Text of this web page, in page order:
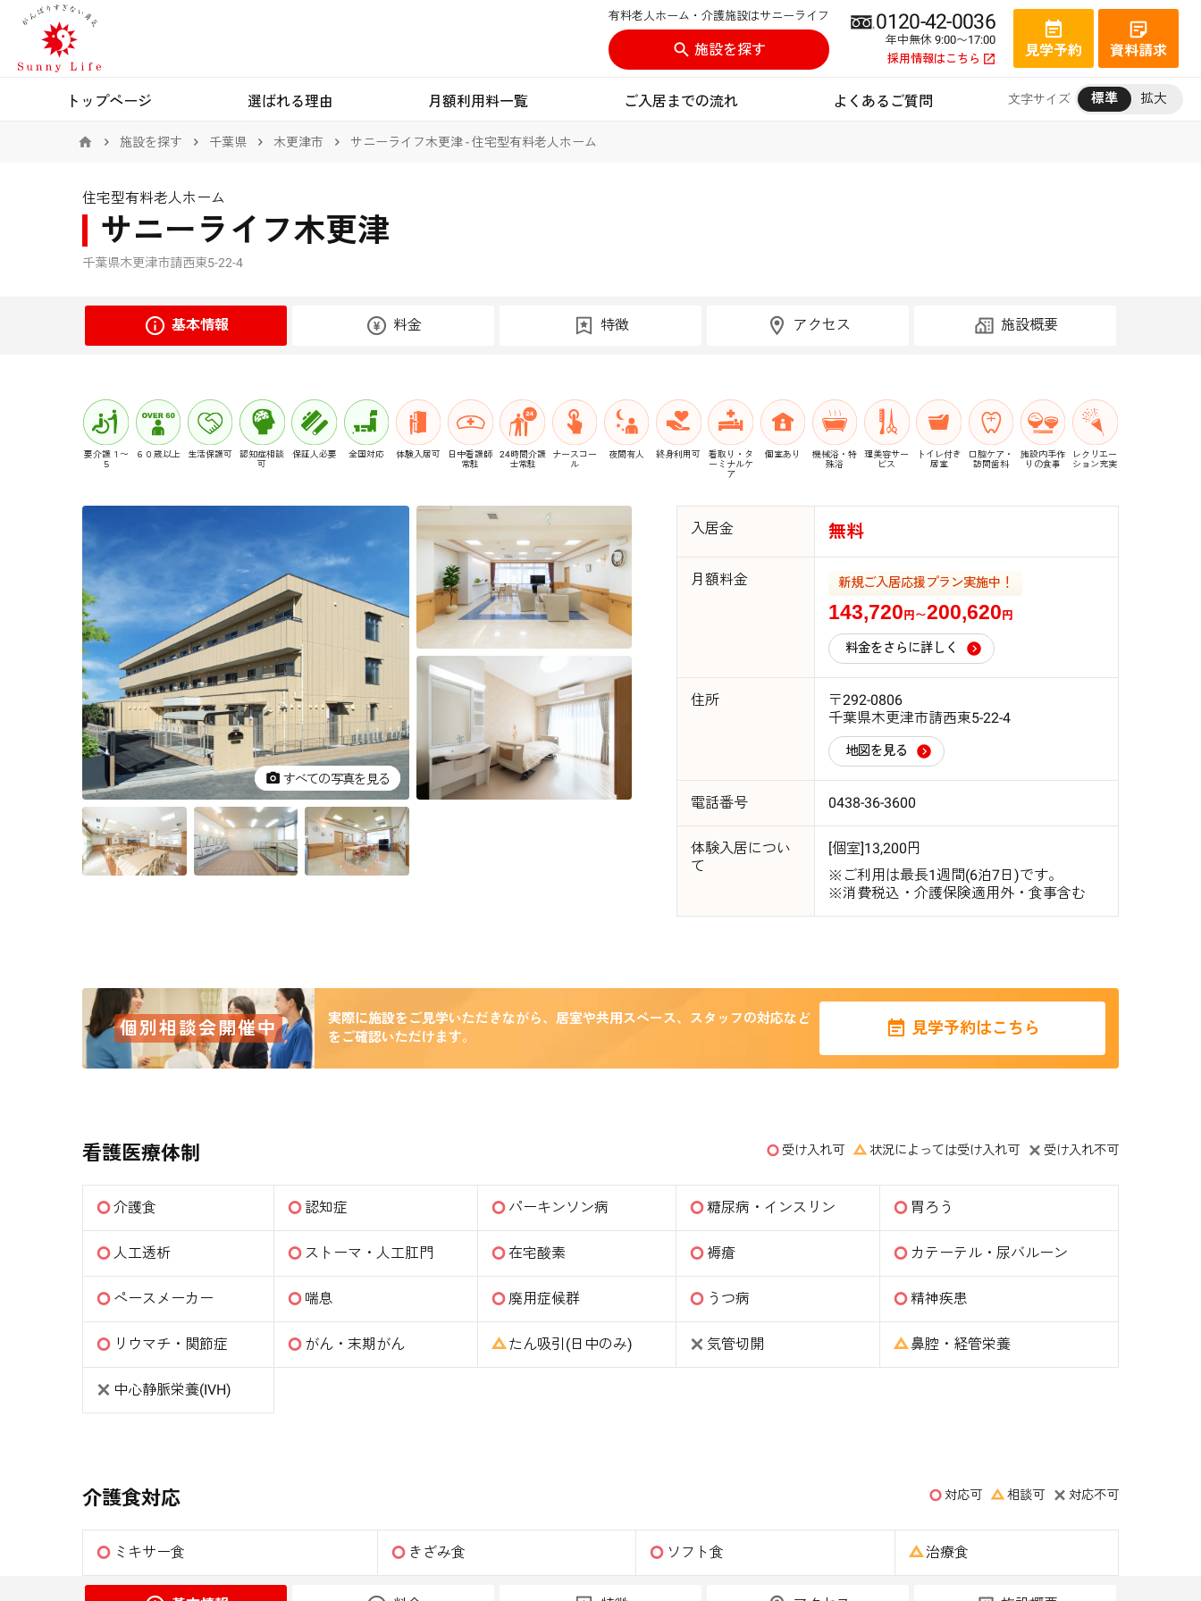
見学予約 資料請求
有料老人ホーム・介護施設はサニーライフ
施設を探す
0120-42-0036
年中無休 9:00〜17:00
採用情報はこちら
文字サイズ 標準 拡大
トップページ 選ばれる理由 月額利用料一覧 ご入居までの流れ よくあるご質問
施設を探す 千葉県 木更津市 サニーライフ木更津 - 住宅型有料老人ホーム
住宅型有料老人ホーム
サニーライフ木更津
千葉県木更津市請西東5-22-4
基本情報 料金 特徴 アクセス 施設概要
要介護１〜
５
６０歳以上 生活保護可
認知症相談
可
保証人必要 全国対応 体験入居可
日中看護師
常駐
24時間介護
士常駐
ナースコー
ル
夜間有人 終身利用可
看取り・タ
ーミナルケ
ア
個室あり
機械浴・特
殊浴
理美容サー
ビス
トイレ付き
居室
口腔ケア・
訪問歯科
施設内手作
りの食事
レクリエー
ション充実
すべての写真を見る
すべての写真を見る
入居金 無料
月額料金 新規ご入居応援プラン実施中！
143,720 円〜200,620 円
料金をさらに詳しく
住所
〒292-0806
千葉県木更津市請西東5-22-4
地図を見る
電話番号 0438-36-3600
体験入居につい
て
[個室]13,200円
※ご利用は最長1週間(6泊7日)です。
※消費税込・介護保険適用外・食事含む
個別相談会開催中
実際に施設をご見学いただきながら、居室や共用スペース、スタッフの対応など
をご確認いただけます。
見学予約はこちら
看護医療体制 受け入れ可 状況によっては受け入れ可 受け入れ不可
介護食 認知症 パーキンソン病 糖尿病・インスリン 胃ろう
人工透析 ストーマ・人工肛門 在宅酸素 褥瘡 カテーテル・尿バルーン
ペースメーカー 喘息 廃用症候群 うつ病 精神疾患
リウマチ・関節症 がん・末期がん たん吸引(日中のみ) 気管切開 鼻腔・経管栄養
中心静脈栄養(IVH)
介護食対応 対応可 相談可 対応不可
ミキサー食 きざみ食 ソフト食 治療食